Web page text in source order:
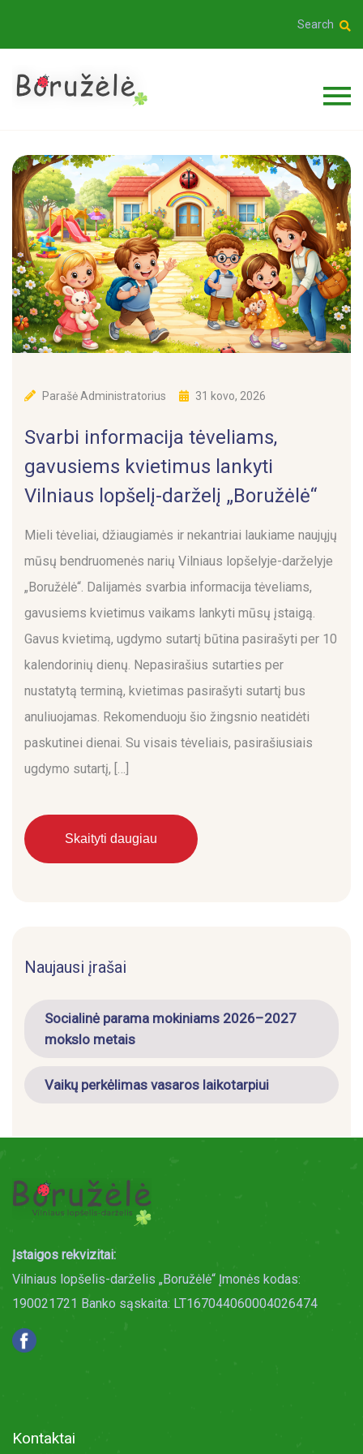
Search
ParašėAdministratorius 31 kovo, 2026
Svarbi informacija tėveliams,
gavusiems kvietimus lankyti
Vilniaus lopšelį-darželį „Boružėlė“
Mieli tėveliai, džiaugiamės ir nekantriai laukiame naujųjų
mūsų bendruomenės narių Vilniaus lopšelyje-darželyje
„Boružėlė“. Dalijamės svarbia informacija tėveliams,
gavusiems kvietimus vaikams lankyti mūsų įstaigą.
Gavus kvietimą, ugdymo sutartį būtina pasirašyti per 10
kalendorinių dienų. Nepasirašius sutarties per
nustatytą terminą, kvietimas pasirašyti sutartį bus
anuliuojamas. Rekomenduoju šio žingsnio neatidėti
paskutinei dienai. Su visais tėveliais, pasirašiusiais
ugdymo sutartį, […]
Skaityti daugiau
Naujausi įrašai
Socialinė parama mokiniams 2026–2027
mokslo metais
Vaikų perkėlimas vasaros laikotarpiui
Įstaigos rekvizitai:
Vilniaus lopšelis-darželis „Boružėlė“ Įmonės kodas:
190021721 Banko sąskaita: LT167044060004026474
Kontaktai